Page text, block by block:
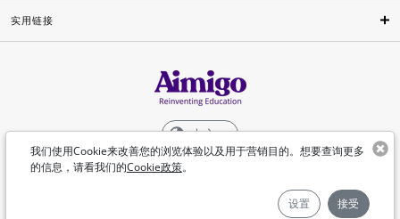
我们使用Cookie来改善您的浏览体验以及用于营销目的。想要查询更多
的信息，请看我们的Cookie政策。
设置 接受
实用链接
中文
©Aimigo 2026